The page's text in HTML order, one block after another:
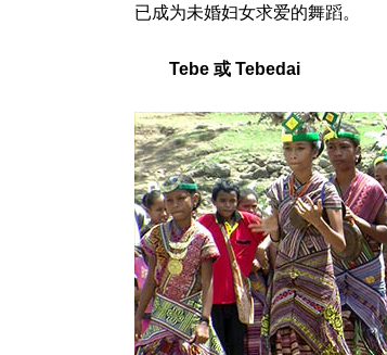
已成为未婚妇女求爱的舞蹈。
Tebe 或 Tebedai